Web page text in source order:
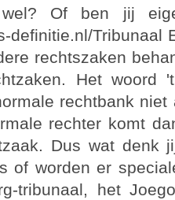
Of ben jij
definitie.nl/
rechtszaken
Het woord
rechtbank
rechter komt
Dus wat denk
of worden er
tribunaal, het